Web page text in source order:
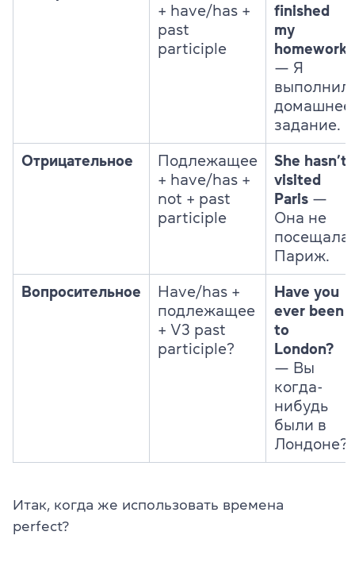
+ have/has +
past
participle
finished
my
homework
— Я
выполнил
домашнее
задание.
Отрицательное
Подлежащее
+ have/has +
not + past
participle
She hasn’t
visited
Paris —
Она не
посещала
Париж.
Вопросительное
Have/has +
подлежащее
+ V3 past
participle?
Have you
ever been
to
London?
— Вы
когда-
нибудь
были в
Лондоне?
Итак, когда же использовать времена
perfect?